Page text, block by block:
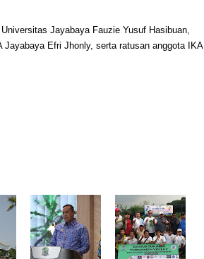
Jayabaya Fauzie Yusuf Hasibuan,
Efri Jhonly, serta ratusan anggota IKA